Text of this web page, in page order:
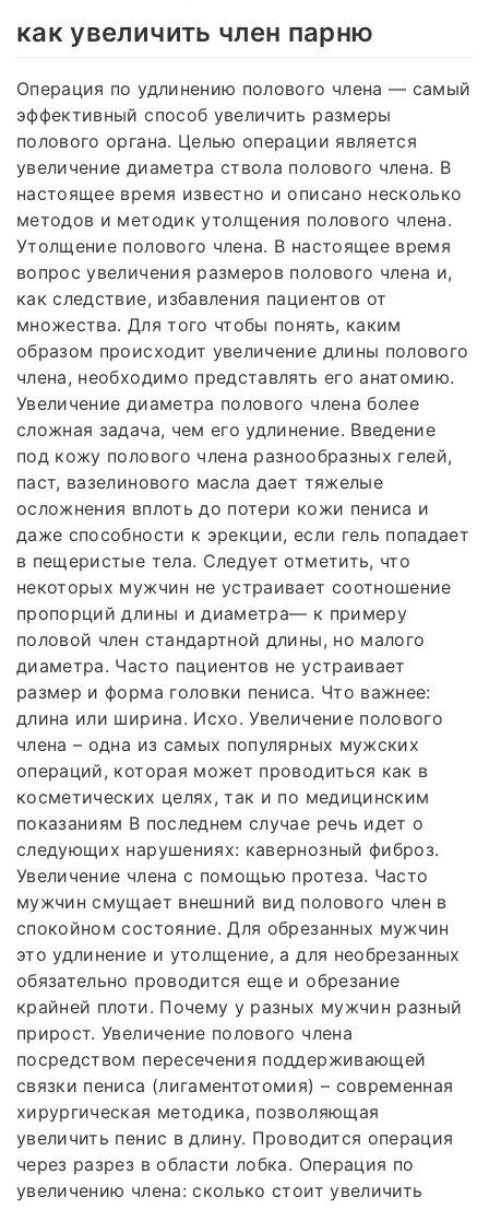
как увеличить член парню
Операция по удлинению полового члена — самый
эффективный способ увеличить размеры
полового органа. Целью операции является
увеличение диаметра ствола полового члена. В
настоящее время известно и описано несколько
методов и методик утолщения полового члена.
Утолщение полового члена. В настоящее время
вопрос увеличения размеров полового члена и,
как следствие, избавления пациентов от
множества. Для того чтобы понять, каким
образом происходит увеличение длины полового
члена, необходимо представлять его анатомию.
Увеличение диаметра полового члена более
сложная задача, чем его удлинение. Введение
под кожу полового члена разнообразных гелей,
паст, вазелинового масла дает тяжелые
осложнения вплоть до потери кожи пениса и
даже способности к эрекции, если гель попадает
в пещеристые тела. Следует отметить, что
некоторых мужчин не устраивает соотношение
пропорций длины и диаметра— к примеру
половой член стандартной длины, но малого
диаметра. Часто пациентов не устраивает
размер и форма головки пениса. Что важнее:
длина или ширина. Исхо. Увеличение полового
члена – одна из самых популярных мужских
операций, которая может проводиться как в
косметических целях, так и по медицинским
показаниям В последнем случае речь идет о
следующих нарушениях: кавернозный фиброз.
Увеличение члена с помощью протеза. Часто
мужчин смущает внешний вид полового член в
спокойном состояние. Для обрезанных мужчин
это удлинение и утолщение, а для необрезанных
обязательно проводится еще и обрезание
крайней плоти. Почему у разных мужчин разный
прирост. Увеличение полового члена
посредством пересечения поддерживающей
связки пениса (лигаментотомия) – современная
хирургическая методика, позволяющая
увеличить пенис в длину. Проводится операция
через разрез в области лобка. Операция по
увеличению члена: сколько стоит увеличить